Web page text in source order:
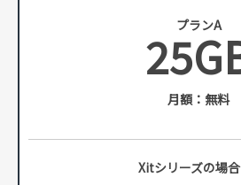
プランA
月額：無料
Xitシリーズの場合